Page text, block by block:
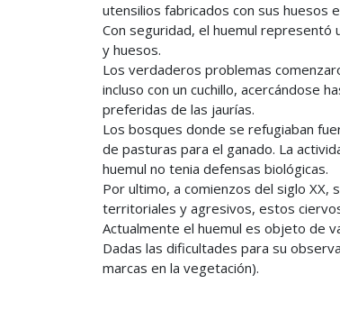
utensilios fabricados con sus huesos
Con seguridad, el huemul
y huesos.
Los verdaderos problemas
incluso con un cuchillo, acercándose
preferidas de las jaurías.
Los bosques donde se refugiaban
de pasturas para el ganado. La
huemul no tenia defensas biológicas.
Por ultimo, a comienzos del siglo
territoriales y agresivos, estos
Actualmente el huemul es objeto de
Dadas las dificultades para su
marcas en la vegetación).